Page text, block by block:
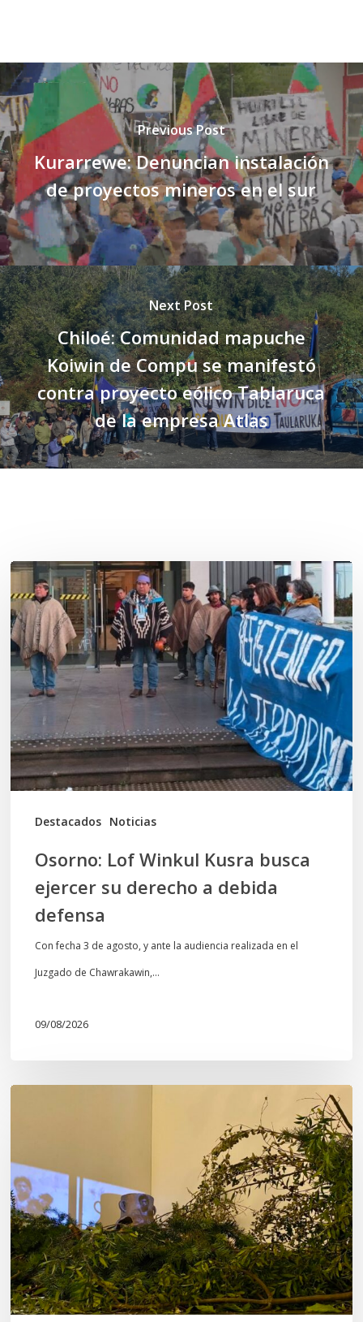
Previous Post
Kurarrewe: Denuncian instalación
de proyectos mineros en el sur
Next Post
Chiloé: Comunidad mapuche
Koiwin de Compu se manifestó
contra proyecto eólico Tablaruca
de la empresa Atlas
Destacados Noticias
Osorno:
Lof
Winkul
Kusra
busca
ejercer
su
derecho
a
debida
Osorno: Lof Winkul Kusra busca
ejercer su derecho a debida
defensa
Con fecha 3 de agosto, y ante la audiencia realizada en el
Juzgado de Chawrakawin,…
09/08/2026
mirar
cuando
la
creación
recupera
los